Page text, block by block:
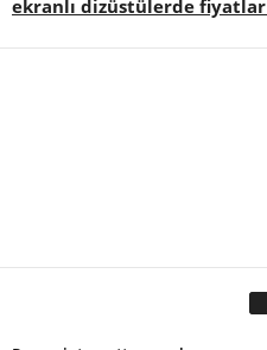
ekranlı dizüstülerde